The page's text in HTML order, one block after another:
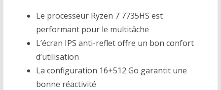
Le processeur Ryzen 7 7735HS est
performant pour le multitâche
L’écran IPS anti-reflet offre un bon confort
d’utilisation
La configuration 16+512 Go garantit une
bonne réactivité